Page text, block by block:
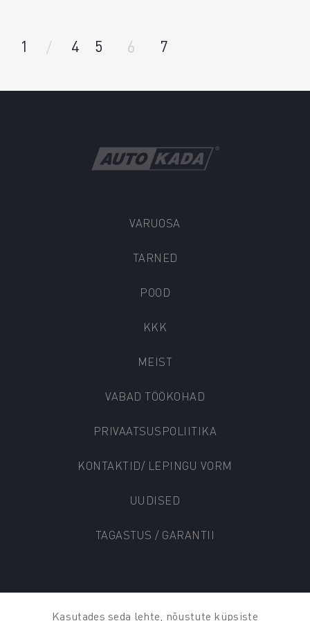
1 / 4 5 6 7
Kasutades seda lehte, nõustute küpsiste
VARUOSA
TARNED
POOD
KKK
MEIST
VABAD TÖÖKOHAD
PRIVAATSUSPOLIITIKA
KONTAKTID/ LEPINGU VORM
UUDISED
TAGASTUS / GARANTII